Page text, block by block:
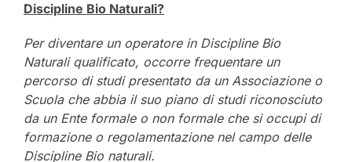
Discipline Bio Naturali?
Per diventare un operatore in Discipline Bio
Naturali qualificato, occorre frequentare un
percorso di studi presentato da un Associazione o
Scuola che abbia il suo piano di studi riconosciuto
da un Ente formale o non formale che si occupi di
formazione o regolamentazione nel campo delle
Discipline Bio naturali.